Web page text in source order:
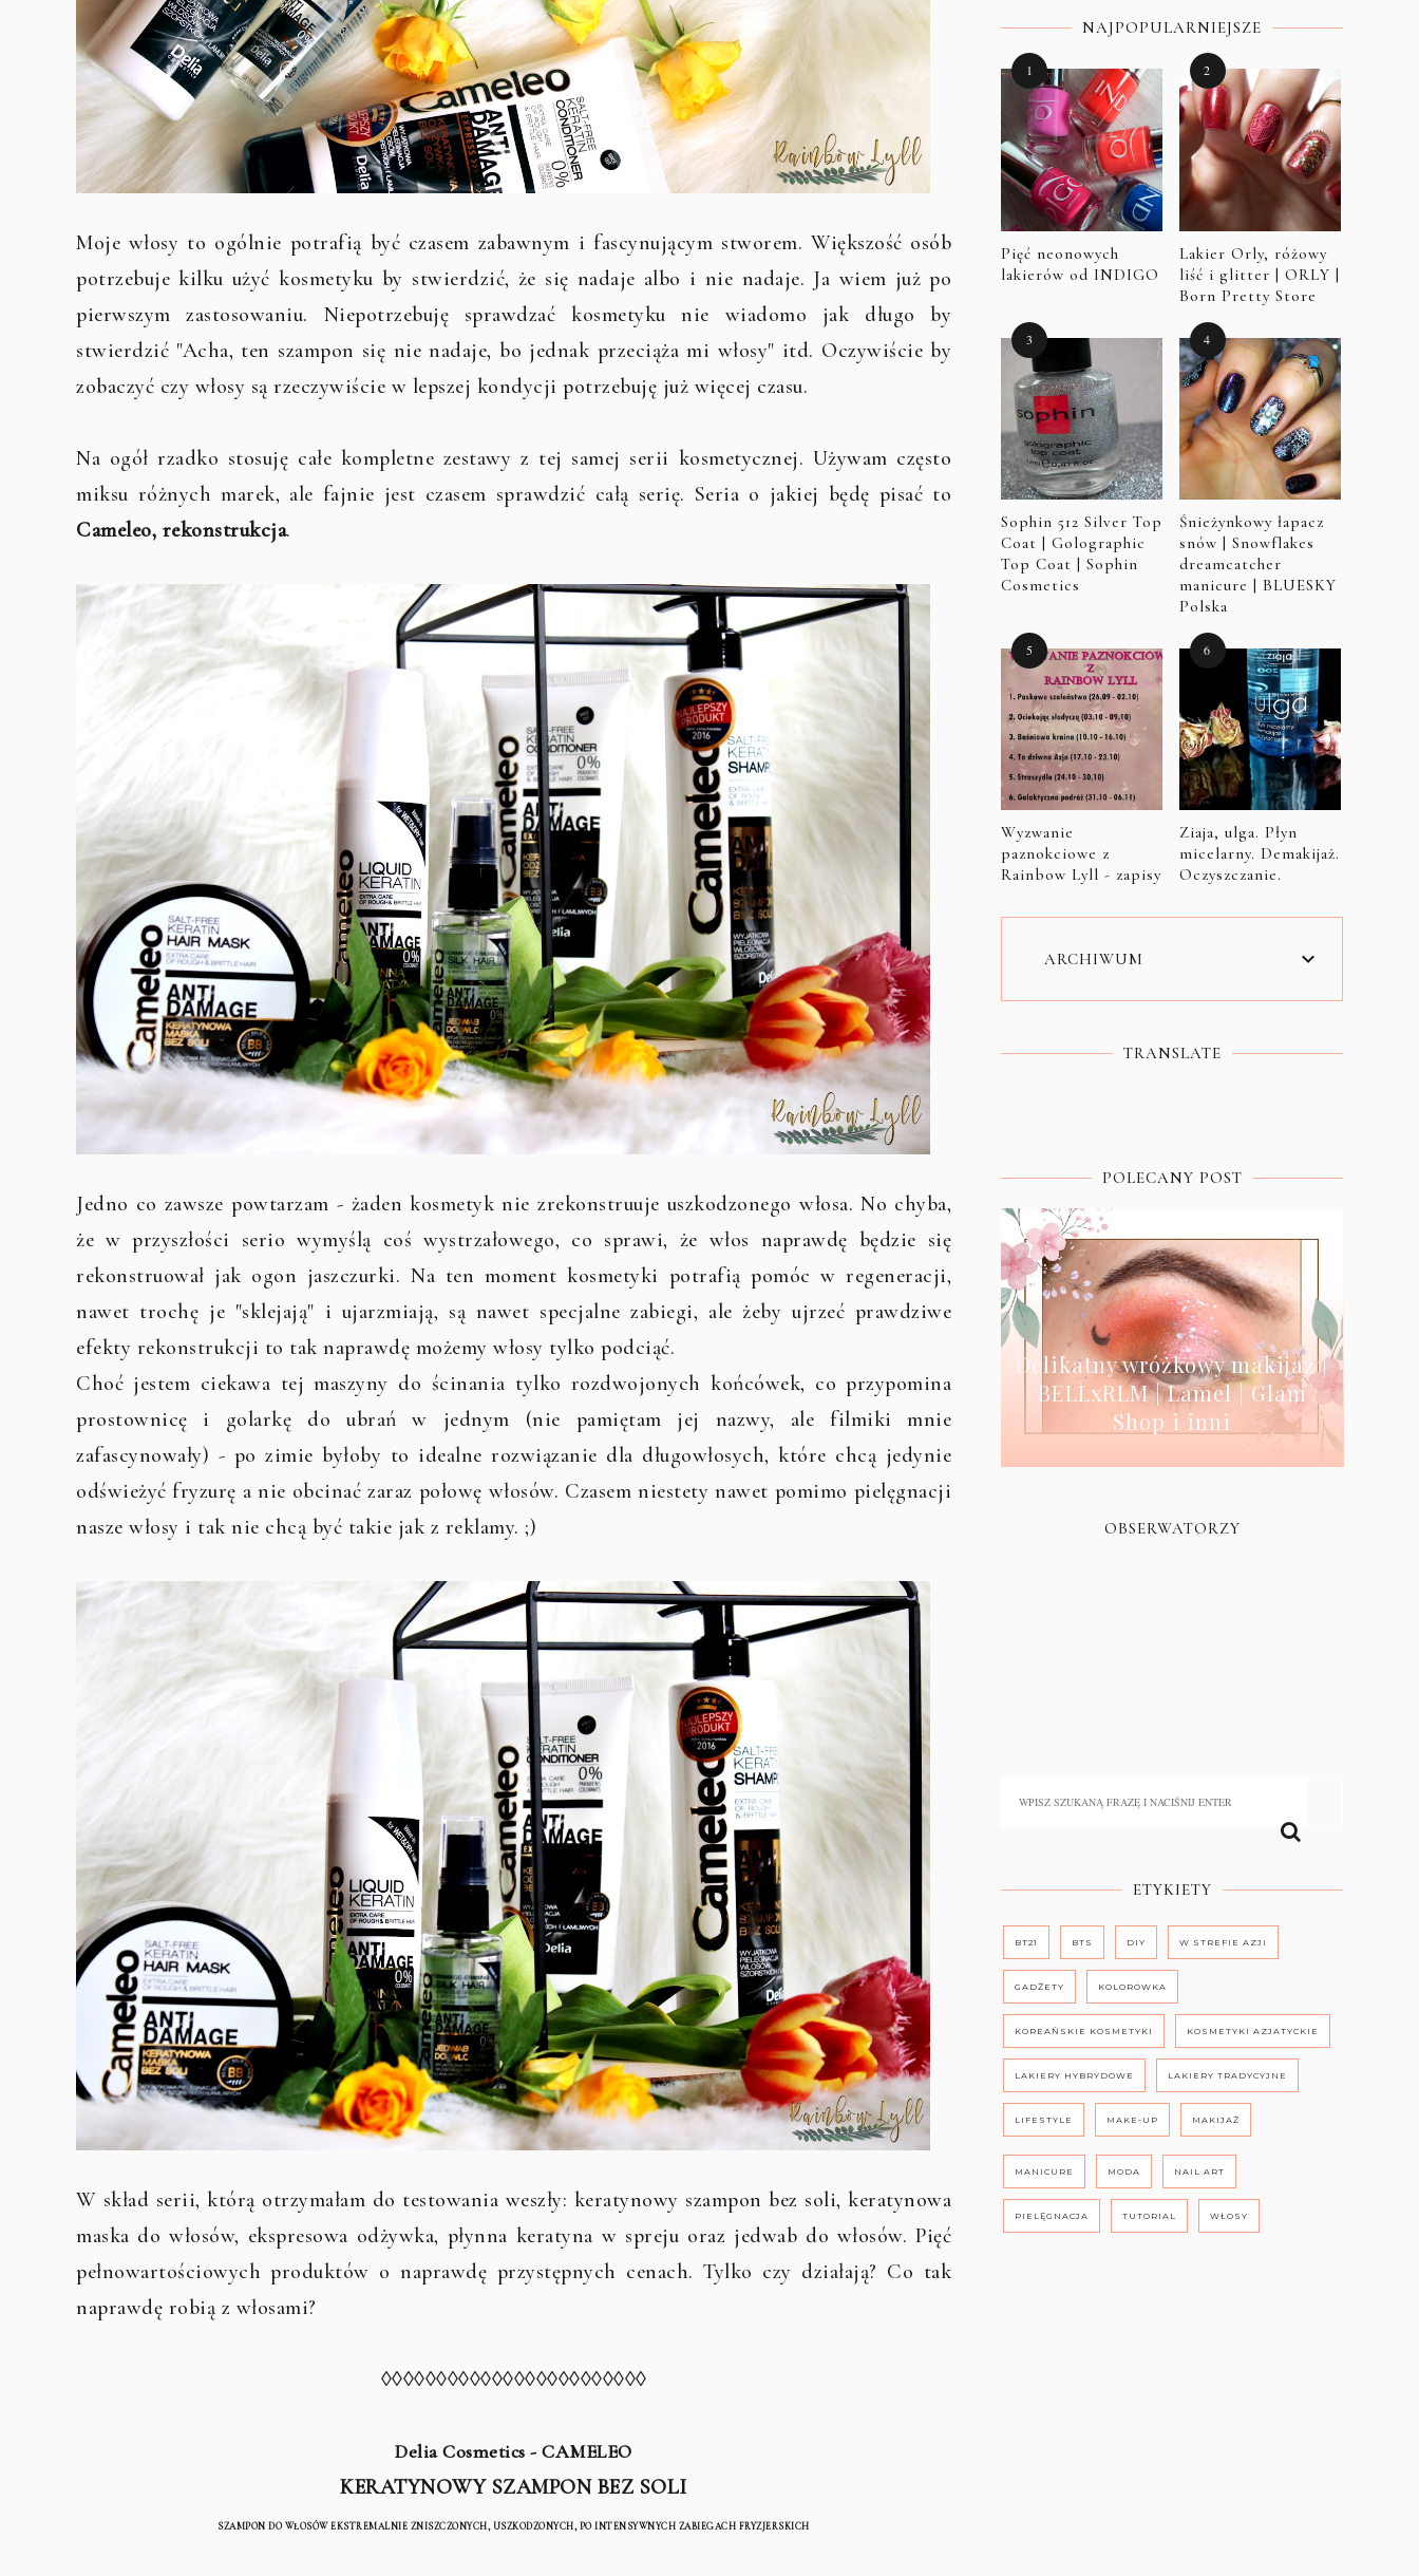
Moje włosy to ogólnie potrafią być czasem zabawnym i fascynującym stworem. Większość osób
potrzebuje kilku użyć kosmetyku by stwierdzić, że się nadaje albo i nie nadaje. Ja wiem już po
pierwszym zastosowaniu. Niepotrzebuję sprawdzać kosmetyku nie wiadomo jak długo by
stwierdzić "Acha, ten szampon się nie nadaje, bo jednak przeciąża mi włosy" itd. Oczywiście by
zobaczyć czy włosy są rzeczywiście w lepszej kondycji potrzebuję już więcej czasu.
Na ogół rzadko stosuję całe kompletne zestawy z tej samej serii kosmetycznej. Używam często
miksu różnych marek, ale fajnie jest czasem sprawdzić całą serię. Seria o jakiej będę pisać to
Cameleo, rekonstrukcja.
Jedno co zawsze powtarzam - żaden kosmetyk nie zrekonstruuje uszkodzonego włosa. No chyba,
że w przyszłości serio wymyślą coś wystrzałowego, co sprawi, że włos naprawdę będzie się
rekonstruował jak ogon jaszczurki. Na ten moment kosmetyki potrafią pomóc w regeneracji,
nawet trochę je "sklejają" i ujarzmiają, są nawet specjalne zabiegi, ale żeby ujrzeć prawdziwe
efekty rekonstrukcji to tak naprawdę możemy włosy tylko podciąć.
Choć jestem ciekawa tej maszyny do ścinania tylko rozdwojonych końcówek, co przypomina
prostownicę i golarkę do ubrań w jednym (nie pamiętam jej nazwy, ale filmiki mnie
zafascynowały) - po zimie byłoby to idealne rozwiązanie dla długowłosych, które chcą jedynie
odświeżyć fryzurę a nie obcinać zaraz połowę włosów. Czasem niestety nawet pomimo pielęgnacji
nasze włosy i tak nie chcą być takie jak z reklamy. ;)
W skład serii, którą otrzymałam do testowania weszły: keratynowy szampon bez soli, keratynowa
maska do włosów, ekspresowa odżywka, płynna keratyna w spreju oraz jedwab do włosów. Pięć
pełnowartościowych produktów o naprawdę przystępnych cenach. Tylko czy działają? Co tak
naprawdę robią z włosami?
◊◊◊◊◊◊◊◊◊◊◊◊◊◊◊◊◊◊◊◊◊◊◊◊
Delia Cosmetics - CAMELEO
KERATYNOWY SZAMPON BEZ SOLI
SZAMPON DO WŁOSÓW EKSTREMALNIE ZNISZCZONYCH, USZKODZONYCH, PO INTENSYWNYCH ZABIEGACH FRYZJERSKICH
NAJPOPULARNIEJSZE
Pięć neonowych
lakierów od INDIGO
Lakier Orly, różowy
liść i glitter | ORLY |
Born Pretty Store
Sophin 512 Silver Top
Coat | Golographic
Top Coat | Sophin
Cosmetics
Śnieżynkowy łapacz
snów | Snowflakes
dreamcatcher
manicure | BLUESKY
Polska
Wyzwanie
paznokciowe z
Rainbow Lyll - zapisy
Ziaja, ulga. Płyn
micelarny. Demakijaż.
Oczyszczanie.
ARCHIWUM
TRANSLATE
POLECANY POST
Delikatny wróżkowy makijaż |
BELLxRLM | Lamel | Glam
Shop i inni
OBSERWATORZY
ETYKIETY
BT21 BTS DIY W STREFIE AZJI
GADŻETY KOLORÓWKA
KOREAŃSKIE KOSMETYKI KOSMETYKI AZJATYCKIE
LAKIERY HYBRYDOWE LAKIERY TRADYCYJNE
LIFESTYLE MAKE-UP MAKIJAŻ
MANICURE MODA NAIL ART
PIELĘGNACJA TUTORIAL WŁOSY